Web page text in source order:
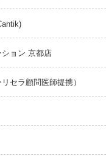
ション 京都店
セラ顧問医師提携）